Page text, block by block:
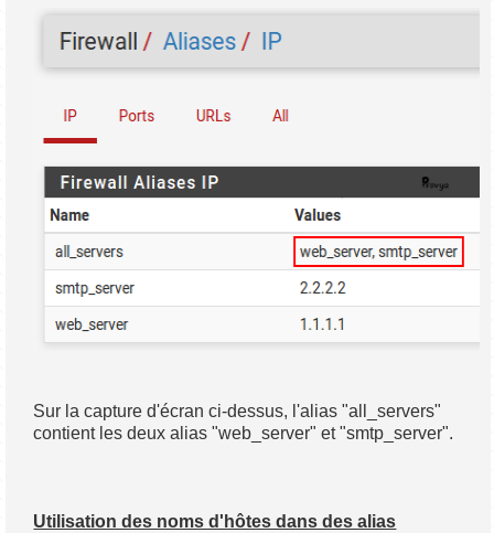
Sur la capture d'écran ci-dessus, l'alias "all_servers"
contient les deux alias "web_server" et "smtp_server".
Utilisation des noms d'hôtes dans des alias